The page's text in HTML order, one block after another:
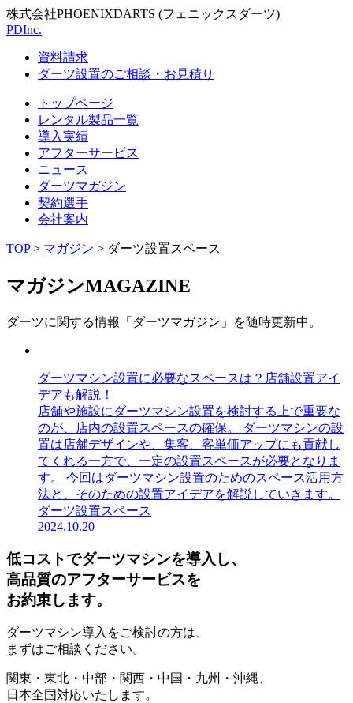
株式会社PHOENIXDARTS (フェニックスダーツ)
PDInc.
資料請求
ダーツ設置のご相談・お見積り
トップページ
レンタル製品一覧
導入実績
アフターサービス
ニュース
ダーツマガジン
契約選手
会社案内
TOP> マガジン > ダーツ設置スペース
マガジンMAGAZINE
ダーツに関する情報「ダーツマガジン」を随時更新中。
ダーツマシン設置に必要なスペースは？店舗設置アイ
デアも解説！
店舗や施設にダーツマシン設置を検討する上で重要な
のが、店内の設置スペースの確保。 ダーツマシンの設
置は店舗デザインや、集客、客単価アップにも貢献し
てくれる一方で、一定の設置スペースが必要となりま
す。 今回はダーツマシン設置のためのスペース活用方
法と、そのための設置アイデアを解説していきます。
ダーツ設置スペース
2024.10.20
低コストでダーツマシンを導入し、
高品質のアフターサービスを
お約束します。
ダーツマシン導入をご検討の方は、
まずはご相談ください。
関東・東北・中部・関西・中国・九州・沖縄、
日本全国対応いたします。